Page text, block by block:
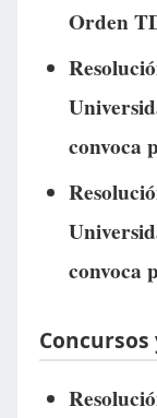
Orden
convoca
convoca